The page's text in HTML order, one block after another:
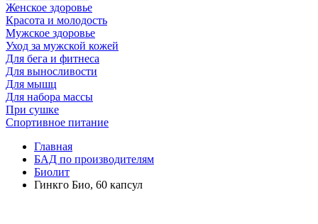
Женское здоровье
Красота и молодость
Мужское здоровье
Уход за мужской кожей
Для бега и фитнеса
Для выносливости
Для мышц
Для набора массы
При сушке
Спортивное питание
Главная
БАД по производителям
Биолит
Гинкго Био, 60 капсул